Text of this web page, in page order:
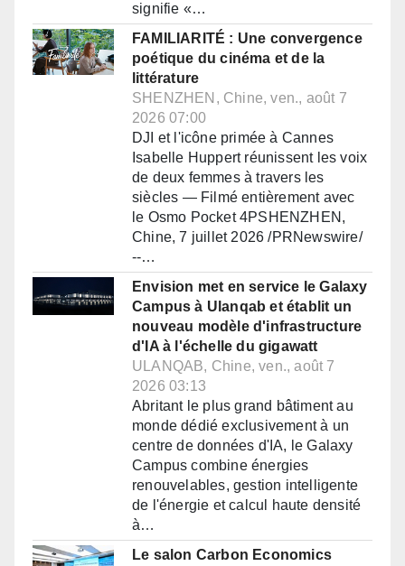
signifie «…
FAMILIARITÉ : Une convergence
poétique du cinéma et de la
littérature
SHENZHEN, Chine, ven., août 7
2026 07:00
DJI et l'icône primée à Cannes
Isabelle Huppert réunissent les voix
de deux femmes à travers les
siècles — Filmé entièrement avec
le Osmo Pocket 4PSHENZHEN,
Chine, 7 juillet 2026 /PRNewswire/
--…
Envision met en service le Galaxy
Campus à Ulanqab et établit un
nouveau modèle d'infrastructure
d'IA à l'échelle du gigawatt
ULANQAB, Chine, ven., août 7
2026 03:13
Abritant le plus grand bâtiment au
monde dédié exclusivement à un
centre de données d'IA, le Galaxy
Campus combine énergies
renouvelables, gestion intelligente
de l'énergie et calcul haute densité
à…
Le salon Carbon Economics